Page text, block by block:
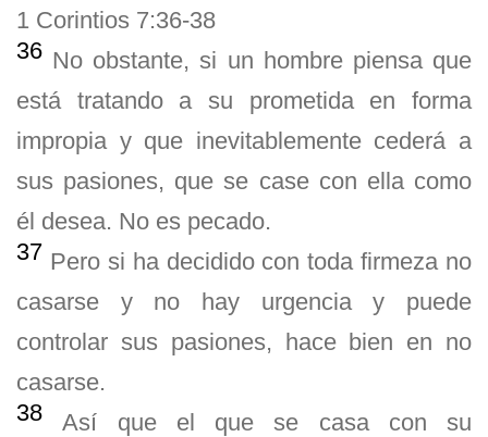
1 Corintios 7:36-38
36 No obstante, si un hombre piensa que
está tratando a su prometida en forma
impropia y que inevitablemente cederá a
sus pasiones, que se case con ella como
él desea. No es pecado.
37 Pero si ha decidido con toda firmeza no
casarse y no hay urgencia y puede
controlar sus pasiones, hace bien en no
casarse.
38 Así que el que se casa con su